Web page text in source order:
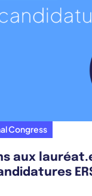
Congress
aux